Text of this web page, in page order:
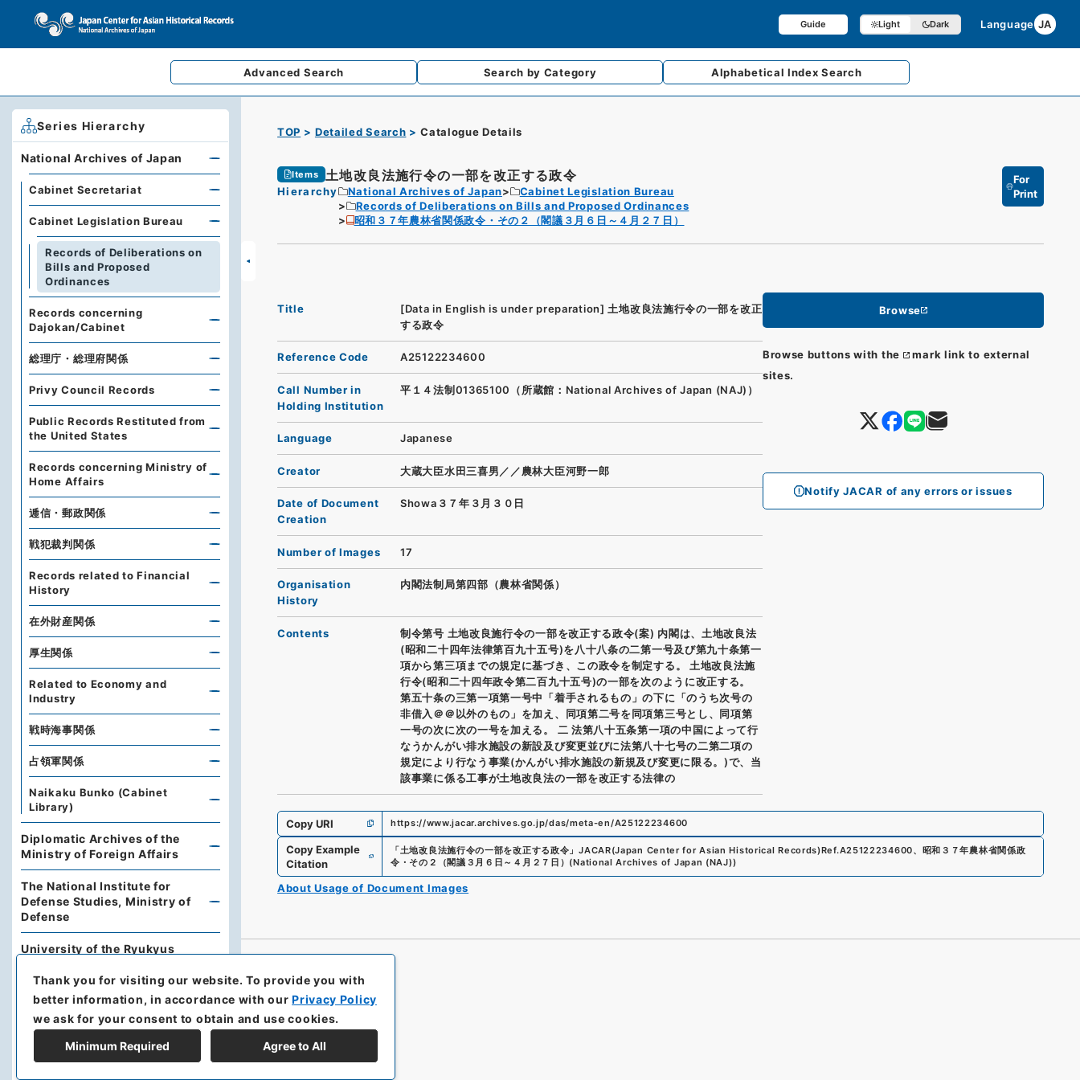
Guide Light Dark Language JA
Advanced Search Search by Category AlphabeticalIndex Search
TOP Detailed Search Catalogue Details
Items 土地改良法施行令の一部を改正する政令
Hierarchy National Archives of Japan
Cabinet Legislation Bureau
Records of Deliberations on Bills and Proposed Ordinances
昭和３７年農林省関係政令・その２（閣議３月６日～４月２７日）
For
Print
Browse
Browse buttons with the
mark link to external
sites.
Notify JACAR of any errors or issues
Title [Data in English is under preparation] 土地改良法施行令の一部を改正
する政令
Reference Code A25122234600
Call Number in
Holding Institution
平１４法制01365100（所蔵館：National Archives of Japan (NAJ)）
Language Japanese
Creator 大蔵大臣水田三喜男／／農林大臣河野一郎
Date of Document
Creation
Showa３７年３月３０日
Number of Images 17
Organisation
History
内閣法制局第四部（農林省関係）
Contents
制令第号 土地改良施行令の一部を改正する政令(案) 内閣は、土地改良法
(昭和二十四年法律第百九十五号)を八十八条の二第一号及び第九十条第一
項から第三項までの規定に基づき、この政令を制定する。 土地改良法施
行令(昭和二十四年政令第二百九十五号)の一部を次のように改正する。
第五十条の三第一項第一号中「着手されるもの」の下に「のうち次号の
非借入＠＠以外のもの」を加え、同項第二号を同項第三号とし、同項第
一号の次に次の一号を加える。 二 法第八十五条第一項の中国によって行
なうかんがい排水施設の新設及び変更並びに法第八十七号の二第二項の
規定により行なう事業(かんがい排水施設の新規及び変更に限る。)で、当
該事業に係る工事が土地改良法の一部を改正する法律の
Copy URI https://www.jacar.archives.go.jp/das/meta-en/A25122234600
Copy Example
Citation
「土地改良法施行令の一部を改正する政令 」JACAR(Japan Center for Asian Historical Records)Ref.A25122234600、 昭和３７年農林省関係政
令・その２（閣議３月６日～４月２７日） (National Archives of Japan (NAJ))
About Usage of Document Images
Series Hierarchy
National Archives of Japan
Cabinet Secretariat
Cabinet Legislation Bureau
Records of Deliberations on
Bills and Proposed
Ordinances
Records concerning
Dajokan/Cabinet
総理庁・総理府関係
Privy Council Records
Public Records Restituted from
the United States
Records concerning Ministry of
Home Affairs
逓信・郵政関係
戦犯裁判関係
Records related to Financial
History
在外財産関係
厚生関係
Related to Economy and
Industry
戦時海事関係
占領軍関係
Naikaku Bunko (Cabinet
Library)
Diplomatic Archives of the
Ministry of Foreign Affairs
The National Institute for
Defense Studies, Ministry of
Defense
University of the Ryukyus
Hokkaido Prefectural Library
Archives of Hokkaido
Kobe University Library
Thank you for visiting our website.To provide you with
better information, in accordance with ourPrivacy Policy
we ask for your consent to obtain and use cookies.
Minimum Required Agree to All